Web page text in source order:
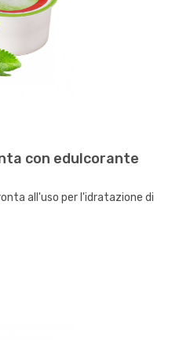
con edulcorante
all'uso per l'idratazione di